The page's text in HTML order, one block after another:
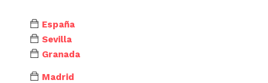
España
Sevilla
Granada
Madrid